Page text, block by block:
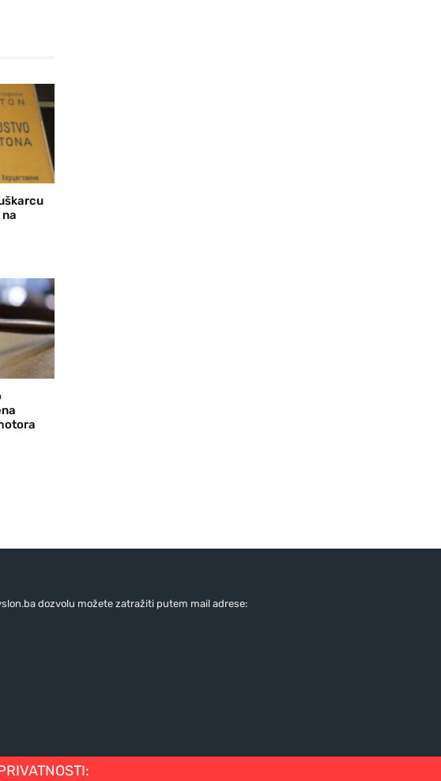
dozvolu možete zatražiti putem mail adrese: